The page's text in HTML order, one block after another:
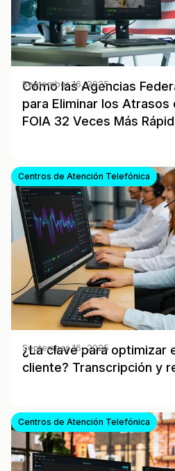
Cómo las Agencias
para Eliminar los Atrasos
FOIA 32 Veces Más
September 16, 2025
Centros de Atención Telefónica
¿La clave para optimizar
cliente? Transcripción y
September 16, 2025
Centros de Atención Telefónica